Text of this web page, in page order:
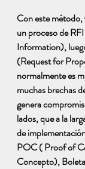
Con este método,
un proceso de
Information),
(Request for
normalmente es
muchas brechas
genera
lados, que a la
de
POC ( Proof of
Concepto),